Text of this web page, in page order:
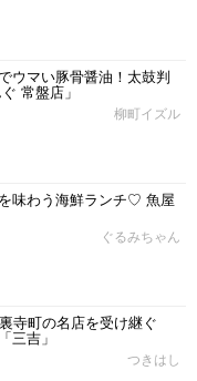
ウマい豚骨醤油！太鼓判
常盤店」
柳町イズル
味わう海鮮ランチ♡ 魚屋
ぐるみちゃん
裏寺町の名店を受け継ぐ
三吉」
つきはし